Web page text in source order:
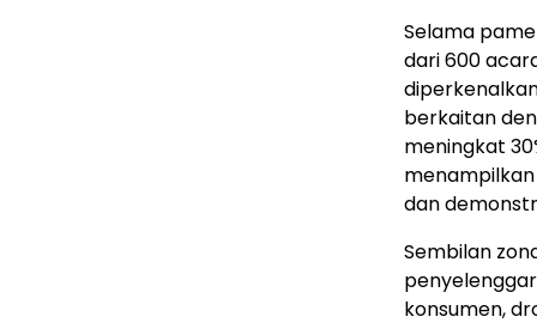
Selama
dari 600
berkaitan
meningkat
dan
Sembilan
konsumen,